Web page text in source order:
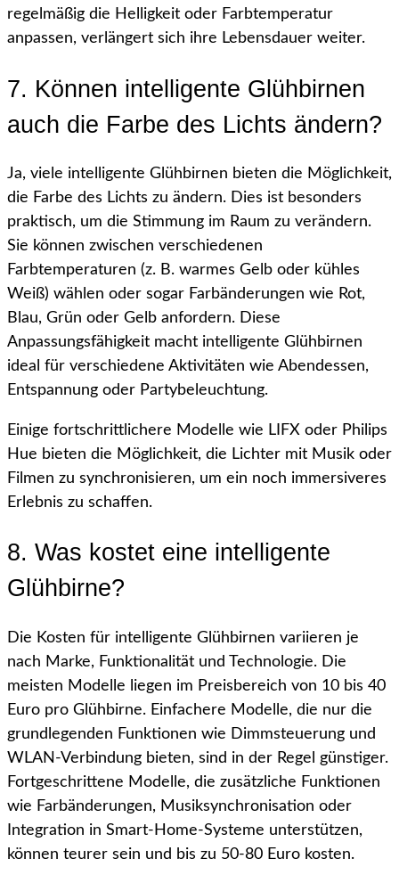
regelmäßig die Helligkeit oder Farbtemperatur
anpassen, verlängert sich ihre Lebensdauer weiter.
7. Können intelligente Glühbirnen
auch die Farbe des Lichts ändern?
Ja, viele intelligente Glühbirnen bieten die Möglichkeit,
die Farbe des Lichts zu ändern. Dies ist besonders
praktisch, um die Stimmung im Raum zu verändern.
Sie können zwischen verschiedenen
Farbtemperaturen (z. B. warmes Gelb oder kühles
Weiß) wählen oder sogar Farbänderungen wie Rot,
Blau, Grün oder Gelb anfordern. Diese
Anpassungsfähigkeit macht intelligente Glühbirnen
ideal für verschiedene Aktivitäten wie Abendessen,
Entspannung oder Partybeleuchtung.
Einige fortschrittlichere Modelle wie LIFX oder Philips
Hue bieten die Möglichkeit, die Lichter mit Musik oder
Filmen zu synchronisieren, um ein noch immersiveres
Erlebnis zu schaffen.
8. Was kostet eine intelligente
Glühbirne?
Die Kosten für intelligente Glühbirnen variieren je
nach Marke, Funktionalität und Technologie. Die
meisten Modelle liegen im Preisbereich von 10 bis 40
Euro pro Glühbirne. Einfachere Modelle, die nur die
grundlegenden Funktionen wie Dimmsteuerung und
WLAN-Verbindung bieten, sind in der Regel günstiger.
Fortgeschrittene Modelle, die zusätzliche Funktionen
wie Farbänderungen, Musiksynchronisation oder
Integration in Smart-Home-Systeme unterstützen,
können teurer sein und bis zu 50-80 Euro kosten.